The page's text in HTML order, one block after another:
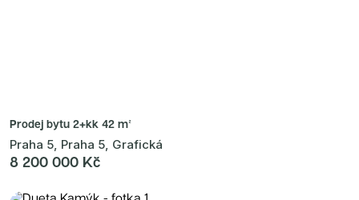
Prodej bytu 2+kk 42 m²
Praha 5, Praha 5, Grafická
8 200 000 Kč